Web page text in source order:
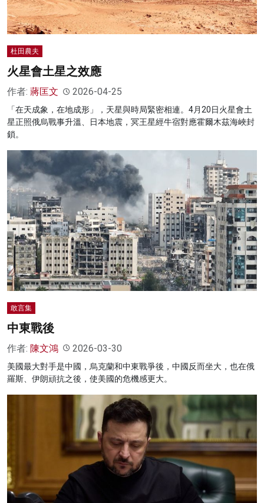
杜田農夫
火星會土星之效應
作者: 蔣匡文 2026-04-25
「在天成象，在地成形」，天星與時局緊密相連。4月20日火星會土
星正照俄烏戰事升溫、日本地震，冥王星經牛宿對應霍爾木茲海峽封
鎖。
敢言集
中東戰後
作者: 陳文鴻 2026-03-30
美國最大對手是中國，烏克蘭和中東戰爭後，中國反而坐大，也在俄
羅斯、伊朗頑抗之後，使美國的危機感更大。